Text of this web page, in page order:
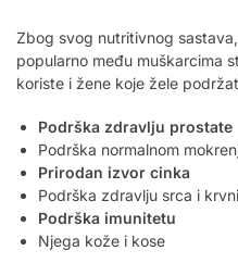
Zbog svog nutritivnog
popularno među muškarcima
koriste i žene koje žele
Podrška zdravlju prostate
Podrška normalnom
Prirodan izvor cinka
Podrška zdravlju srca i
Podrška imunitetu
Njega kože i kose